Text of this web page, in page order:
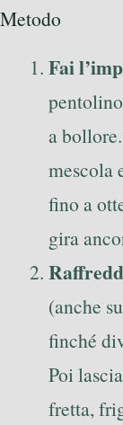
Metodo
Fai
a
mescola
fino a
gira
(anche
finché
Poi
fretta,